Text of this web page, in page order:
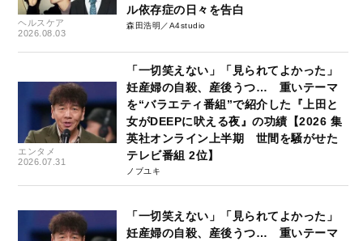
ヘルスケア
2026.08.03
ル依存症の日々を告白
森田浩明／A4studio
エンタメ
2026.07.31
「一切笑えない」「見られてよかった」
妊産婦の自殺、産後うつ… 重いテーマ
を“バラエティ番組”で紹介した『上田と
女がDEEPに吠える夜』の功績【2026 集
英社オンライン上半期 世間を騒がせた
テレビ番組 2位】
ノブユキ
「一切笑えない」「見られてよかった」
妊産婦の自殺、産後うつ… 重いテーマ